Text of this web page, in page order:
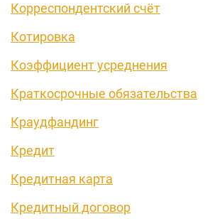
Корреспондентский счёт
Котировка
Коэффициент усреднения
Краткосрочные обязательства
Краудфандинг
Кредит
Кредитная карта
Кредитный договор